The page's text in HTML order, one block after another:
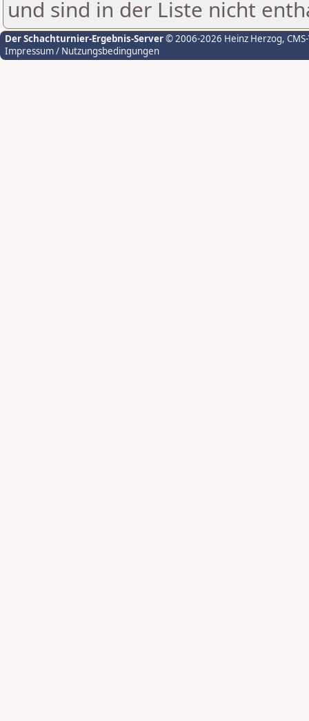
und sind in der Liste nicht
Der Schachturnier-Ergebnis-Server© 2006-2026 Heinz Herzog,
Impressum / Nutzungsbedingungen